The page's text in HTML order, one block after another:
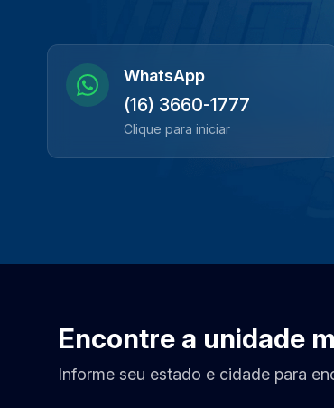
WhatsApp
(16) 3660-1777
Clique para iniciar
Encontre a unidade
Informe seu estado e cidade para